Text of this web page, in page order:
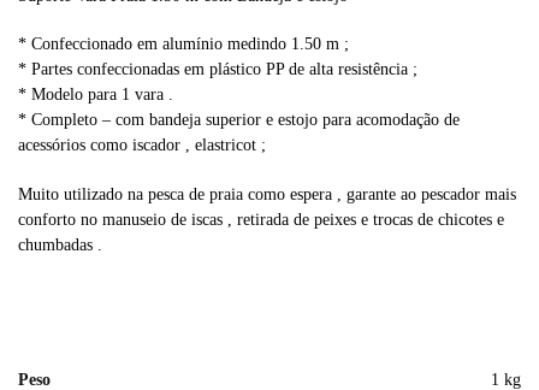
* Confeccionado em alumínio medindo 1.50 m ;
* Partes confeccionadas em plástico PP de alta resistência ;
* Modelo para 1 vara .
* Completo – com bandeja superior e estojo para acomodação de
acessórios como iscador , elastricot ;
Muito utilizado na pesca de praia como espera , garante ao pescador mais
conforto no manuseio de iscas , retirada de peixes e trocas de chicotes e
chumbadas .
Peso 1 kg